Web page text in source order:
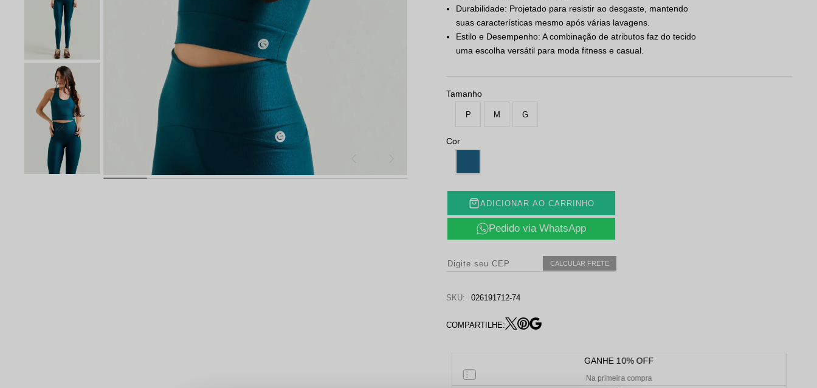
Durabilidade: Projetado para resistir ao desgaste, mantendo
suas características mesmo após várias lavagens.
Estilo e Desempenho: A combinação de atributos faz do tecido
uma escolha versátil para moda fitness e casual.
Tamanho
P M G
Cor
ADICIONAR AO CARRINHO
Pedido via WhatsApp
CALCULAR FRETE
SKU: 026191712-74
COMPARTILHE:
GANHE 10% OFF
Na primeira compra